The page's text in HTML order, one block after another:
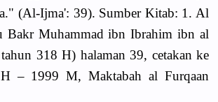
(Al-Ijma': 39). Sumber Kitab: 1. Al
Bakr Muhammad ibn Ibrahim ibn al
318 H) halaman 39, cetakan ke
– 1999 M, Maktabah al Furqaan